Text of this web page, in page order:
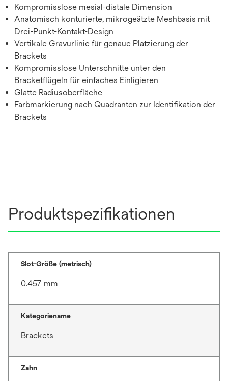
Kompromisslose mesial-distale Dimension
Anatomisch konturierte, mikrogeätzte Meshbasis mit
Drei-Punkt-Kontakt-Design
Vertikale Gravurlinie für genaue Platzierung der
Brackets
Kompromisslose Unterschnitte unter den
Bracketflügeln für einfaches Einligieren
Glatte Radiusoberfläche
Farbmarkierung nach Quadranten zur Identifikation der
Brackets
Produktspezifikationen
Slot-Größe (metrisch)
0.457 mm
Kategoriename
Brackets
Zahn